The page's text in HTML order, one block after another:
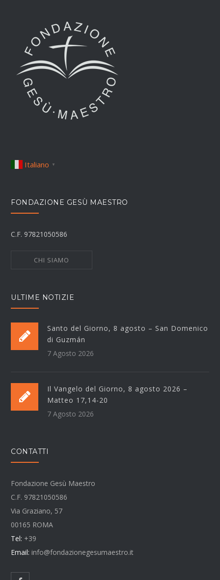
Italiano ▼
FONDAZIONE GESÙ MAESTRO
C.F. 97821050586
CHI SIAMO
ULTIME NOTIZIE
Santo del Giorno, 8 agosto – San Domenico
di Guzmán
7 Agosto 2026
Il Vangelo del Giorno, 8 agosto 2026 –
Matteo 17,14-20
7 Agosto 2026
CONTATTI
Fondazione Gesù Maestro
C.F. 97821050586
Via Graziano, 57
00165 ROMA
Tel: +39
Email: info@fondazionegesumaestro.it